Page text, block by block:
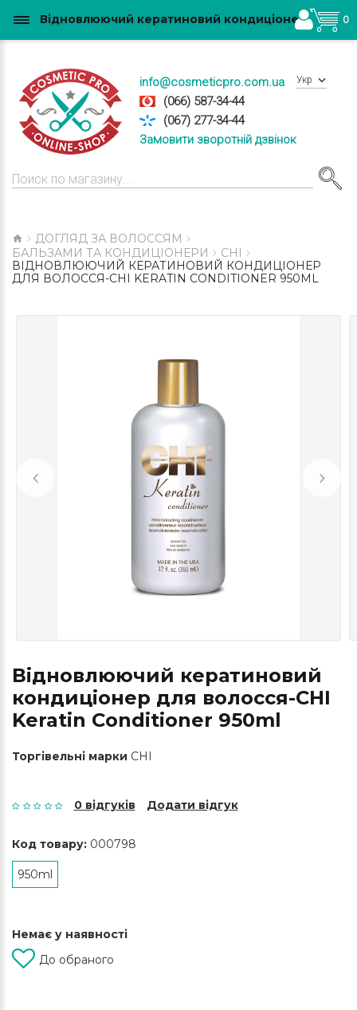
info@cosmeticpro.com.ua
(066) 587-34-44
(067) 277-34-44
Замовити зворотній дзвінок
Укр
0
ДОГЛЯД ЗА ВОЛОССЯМ
БАЛЬЗАМИ ТА КОНДИЦІОНЕРИ
CHI
ВІДНОВЛЮЮЧИЙ КЕРАТИНОВИЙ КОНДИЦІОНЕР
ДЛЯ ВОЛОССЯ-CHI KERATIN CONDITIONER 950ML
Відновлюючий кератиновий
кондиціонер для волосся-CHI
Keratin Conditioner 950ml
Торгівельні марки CHI
0 відгуків Додати відгук
Код товару: 000798
950ml
Немає у наявності
До обраного
Відновлюючий кератиновий кондиціонер для волосся-CHI Keratin Conditioner 950ml купити в Україні